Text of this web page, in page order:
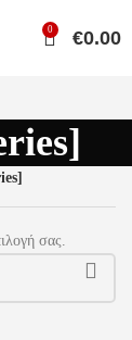
0 €0.00
σας.